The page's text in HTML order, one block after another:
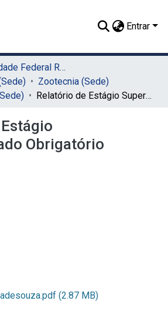
Entrar
01. Universidade Federal Rural de Pernambuco - UFRPE (Sede)
Zootecnia (Sede)
Relatório de Estágio Supervisionado Obrigatório
Obrigatório
(2.87 MB)